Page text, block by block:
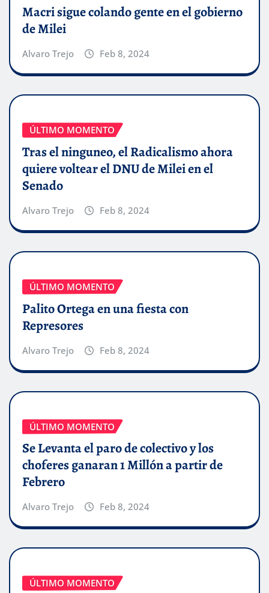
Macri sigue colando gente en el gobierno
de Milei
Alvaro Trejo Feb 8, 2024
ÚLTIMO MOMENTO
Tras el ninguneo, el Radicalismo ahora
quiere voltear el DNU de Milei en el
Senado
Alvaro Trejo Feb 8, 2024
ÚLTIMO MOMENTO
Palito Ortega en una fiesta con
Represores
Alvaro Trejo Feb 8, 2024
ÚLTIMO MOMENTO
Se Levanta el paro de colectivo y los
choferes ganaran 1 Millón a partir de
Febrero
Alvaro Trejo Feb 8, 2024
ÚLTIMO MOMENTO